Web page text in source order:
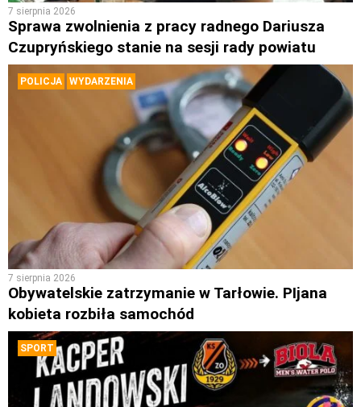
7 sierpnia 2026
Sprawa zwolnienia z pracy radnego Dariusza
Czupryńskiego stanie na sesji rady powiatu
POLICJA WYDARZENIA
7 sierpnia 2026
Obywatelskie zatrzymanie w Tarłowie. PIjana
kobieta rozbiła samochód
SPORT